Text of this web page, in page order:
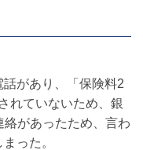
があり、「保険料2
れていないため、銀
があったため、言わ
った。